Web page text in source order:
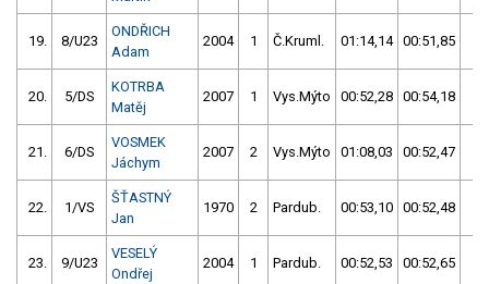
19. 8/U23
ONDŘICH
Adam
2004 1 Č.Kruml. 01:14,14 00:51,85
20. 5/DS
KOTRBA
Matěj
2007 1 Vys.Mýto 00:52,28 00:54,18
21. 6/DS
VOSMEK
Jáchym
2007 2 Vys.Mýto 01:08,03 00:52,47
22. 1/VS
ŠŤASTNÝ
Jan
1970 2 Pardub. 00:53,10 00:52,48
23. 9/U23
VESELÝ
Ondřej
2004 1 Pardub. 00:52,53 00:52,65